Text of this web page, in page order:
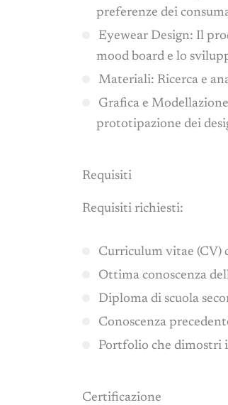
preferenze dei
Eyewear Design: Il
mood board e lo
Materiali: Ricerca e
Grafica e
prototipazione dei
Requisiti
Requisiti richiesti:
Curriculum vitae (CV)
Ottima conoscenza
Diploma di scuola
Conoscenza
Portfolio che dimostri
Certificazione